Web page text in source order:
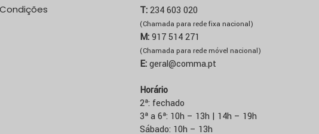
T:234 603 020
(Chamada para rede fixa nacional)
M:917 514 271
(Chamada para rede móvel nacional)
E:geral@comma.pt
Horário
2ª: fechado
3ª a 6ª: 10h – 13h | 14h – 19h
Sábado: 10h – 13h